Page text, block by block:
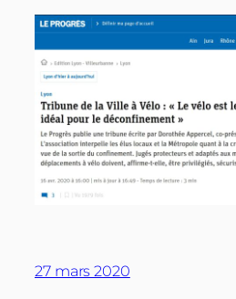
27 mars 2020